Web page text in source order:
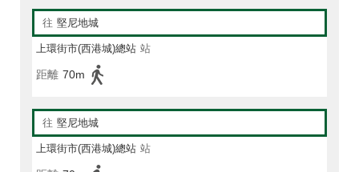
往 堅尼地城
上環街市(西港城)總站 站
距離 70m
往 堅尼地城
上環街市(西港城)總站 站